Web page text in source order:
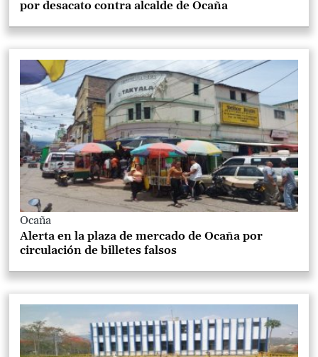
por desacato contra alcalde de Ocaña
Ocaña
Alerta en la plaza de mercado de Ocaña por
circulación de billetes falsos